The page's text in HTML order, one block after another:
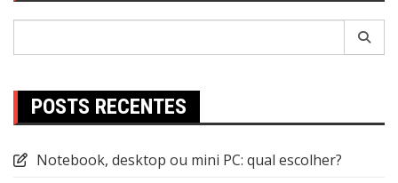
POSTS RECENTES
Notebook, desktop ou mini PC: qual escolher?